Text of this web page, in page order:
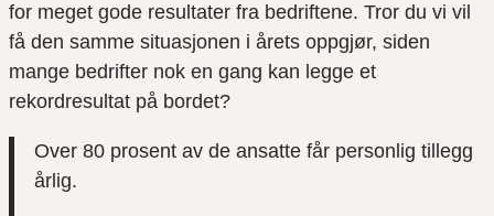
for meget gode resultater fra bedriftene. Tror du vi vil
få den samme situasjonen i årets oppgjør, siden
mange bedrifter nok en gang kan legge et
rekordresultat på bordet?
Over 80 prosent av de ansatte får personlig tillegg
årlig.